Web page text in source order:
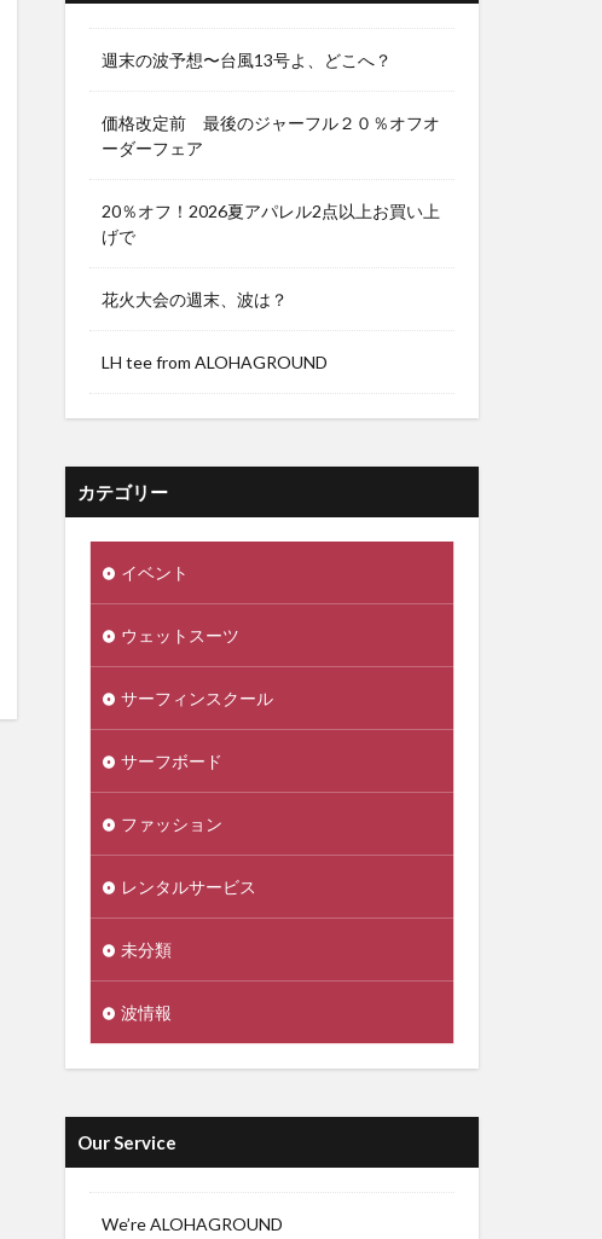
週末の波予想〜台風13号よ、どこへ？
価格改定前 最後のジャーフル２０％オフオ
ーダーフェア
20％オフ！2026夏アパレル2点以上お買い上
げで
花火大会の週末、波は？
LH tee from ALOHAGROUND
カテゴリー
イベント
ウェットスーツ
サーフィンスクール
サーフボード
ファッション
レンタルサービス
未分類
波情報
Our Service
We’re ALOHAGROUND